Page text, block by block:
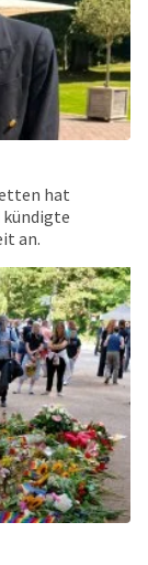
hat
an.